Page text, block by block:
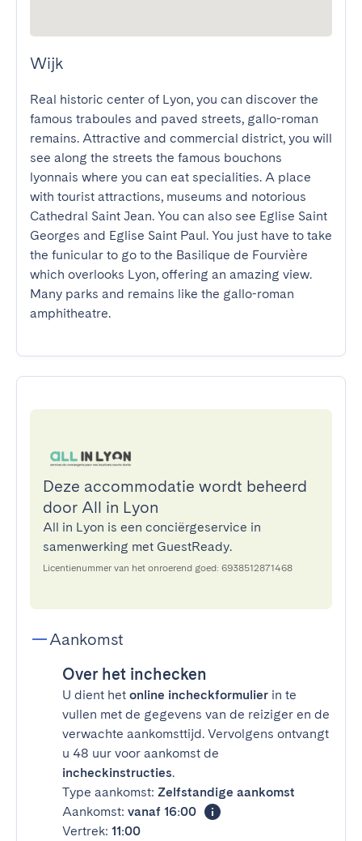
Wijk
Real historic center of Lyon, you can discover the
famous traboules and paved streets, gallo-roman
remains. Attractive and commercial district, you will
see along the streets the famous bouchons
lyonnais where you can eat specialities. A place
with tourist attractions, museums and notorious
Cathedral Saint Jean. You can also see Eglise Saint
Georges and Eglise Saint Paul. You just have to take
the funicular to go to the Basilique de Fourvière
which overlooks Lyon, offering an amazing view.
Many parks and remains like the gallo-roman
amphitheatre.
Deze accommodatie wordt beheerd
door All in Lyon
All in Lyon is een conciërgeservice in
samenwerking met GuestReady.
Licentienummer van het onroerend goed: 6938512871468
Aankomst
Over het inchecken
U dient het online incheckformulier in te
vullen met de gegevens van de reiziger en de
verwachte aankomsttijd. Vervolgens ontvangt
u 48 uur voor aankomst de
incheckinstructies.
Type aankomst: Zelfstandige aankomst
Aankomst: vanaf 16:00
Vertrek: 11:00